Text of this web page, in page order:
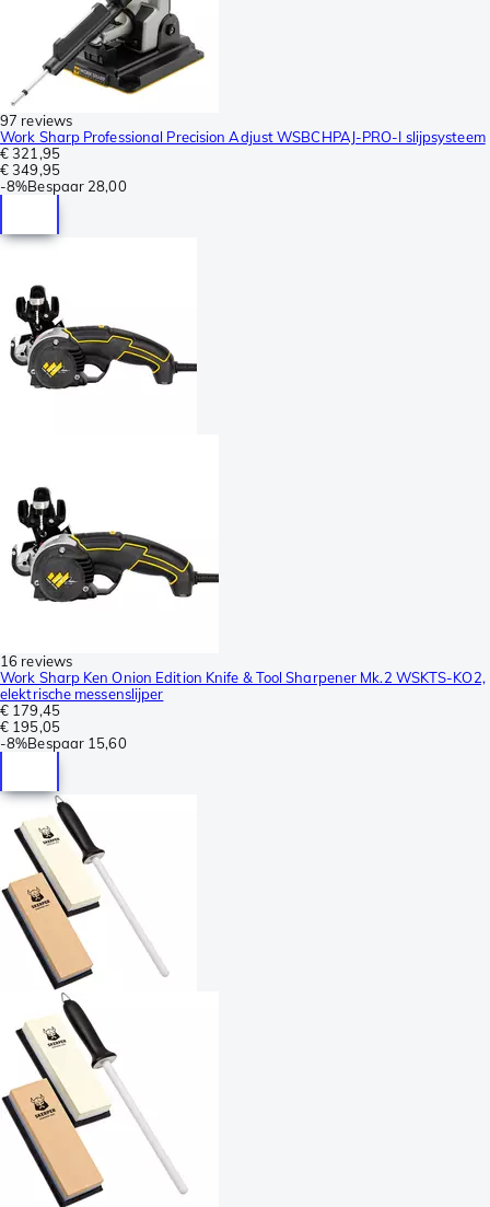
97 reviews
Work Sharp Professional Precision Adjust WSBCHPAJ-PRO-I slijpsysteem
€ 321,95
€ 349,95
-8%Bespaar 28,00
16 reviews
Work Sharp Ken Onion Edition Knife & Tool Sharpener Mk.2 WSKTS-KO2,
elektrische messenslijper
€ 179,45
€ 195,05
-8%Bespaar 15,60